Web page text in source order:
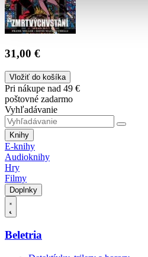
31,00 €
Vložiť do košíka
Pri nákupe nad 49 €
poštovné zadarmo
Vyhľadávanie
Knihy
E-knihy
Audioknihy
Hry
Filmy
Doplnky
Beletria